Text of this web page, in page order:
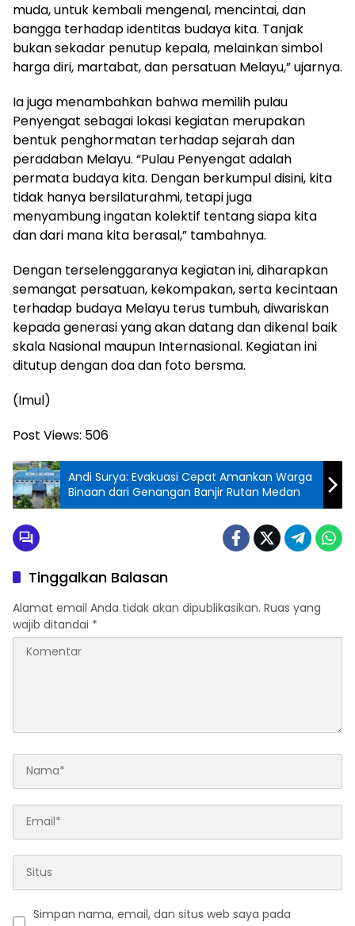
muda, untuk kembali mengenal, mencintai, dan
bangga terhadap identitas budaya kita. Tanjak
bukan sekadar penutup kepala, melainkan simbol
harga diri, martabat, dan persatuan Melayu,” ujarnya.
Ia juga menambahkan bahwa memilih pulau
Penyengat sebagai lokasi kegiatan merupakan
bentuk penghormatan terhadap sejarah dan
peradaban Melayu. “Pulau Penyengat adalah
permata budaya kita. Dengan berkumpul disini, kita
tidak hanya bersilaturahmi, tetapi juga
menyambung ingatan kolektif tentang siapa kita
dan dari mana kita berasal,” tambahnya.
Dengan terselenggaranya kegiatan ini, diharapkan
semangat persatuan, kekompakan, serta kecintaan
terhadap budaya Melayu terus tumbuh, diwariskan
kepada generasi yang akan datang dan dikenal baik
skala Nasional maupun Internasional. Kegiatan ini
ditutup dengan doa dan foto bersma.
(Imul)
Post Views: 506
Andi Surya: Evakuasi Cepat Amankan Warga
Binaan dari Genangan Banjir Rutan Medan
Tinggalkan Balasan
Alamat email Anda tidak akan dipublikasikan. Ruas yang
wajib ditandai *
Simpan nama, email, dan situs web saya pada